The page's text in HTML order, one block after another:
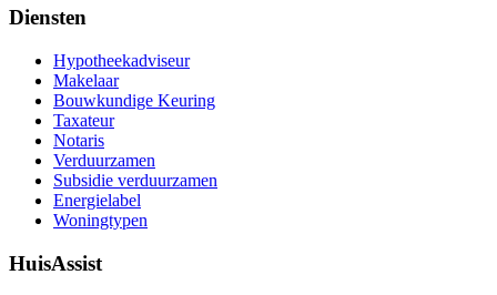
Diensten
Hypotheekadviseur
Makelaar
Bouwkundige Keuring
Taxateur
Notaris
Verduurzamen
Subsidie verduurzamen
Energielabel
Woningtypen
HuisAssist